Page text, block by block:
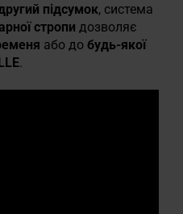
підсумок, система
стропи дозволяє
або до будь-якої
.